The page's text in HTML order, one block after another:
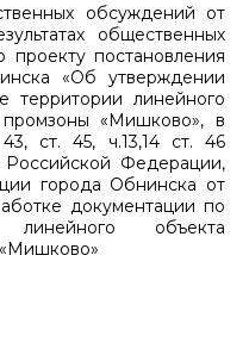
обсуждений от
общественных
постановления
«Об утверждении
территории линейного
промзоны «Мишково», в
ст. 45, ч.13,14 ст. 46
Российской Федерации,
города Обнинска от
документации по
линейного объекта